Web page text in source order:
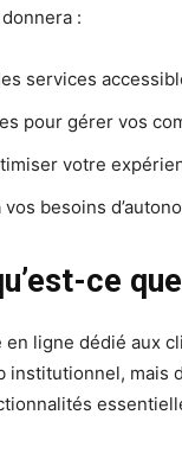
:
services
pour gérer vos
votre
besoins
ce
en ligne dédié aux
institutionnel, mais